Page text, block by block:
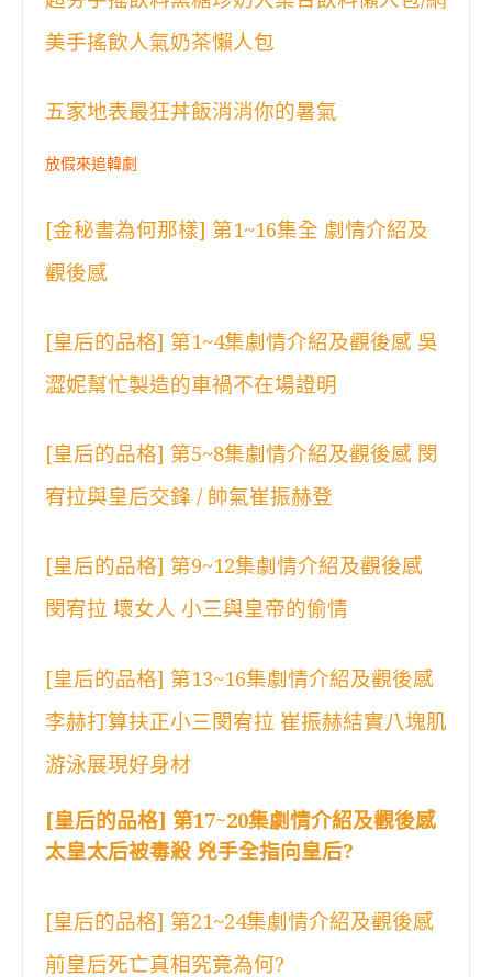
美手搖飲人氣奶茶懶人包
五家地表最狂丼飯消消你的暑氣
放假來追韓劇
[金秘書為何那樣] 第1~16集全 劇情介紹及
觀後感
[皇后的品格] 第1~4集劇情介紹及觀後感 吳
澀妮幫忙製造的車禍不在場證明
[皇后的品格] 第5~8集劇情介紹及觀後感 閔
宥拉與皇后交鋒 / 帥氣崔振赫登
[皇后的品格] 第9~12集劇情介紹及觀後感
閔宥拉 壞女人 小三與皇帝的偷情
[皇后的品格] 第13~16集劇情介紹及觀後感
李赫打算扶正小三閔宥拉 崔振赫結實八塊肌
游泳展現好身材
[皇后的品格] 第17~20集劇情介紹及觀後感
太皇太后被毒殺 兇手全指向皇后?
[皇后的品格] 第21~24集劇情介紹及觀後感
前皇后死亡真相究竟為何?